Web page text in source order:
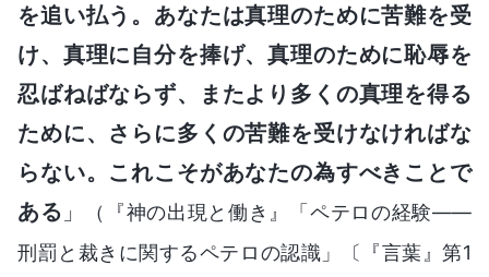
を追い払う。あなたは真理のために苦難を受
け、真理に自分を捧げ、真理のために恥辱を
忍ばねばならず、またより多くの真理を得る
ために、さらに多くの苦難を受けなければな
らない。これこそがあなたの為すべきことで
ある 」
（『神の出現と働き』「ペテロの経験――
刑罰と裁きに関するペテロの認識」〔『言葉』第1